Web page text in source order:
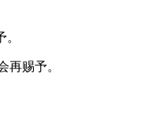
再赐予。